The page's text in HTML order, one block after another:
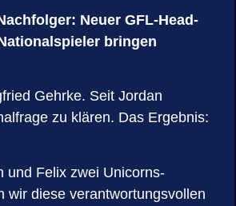
Neuer GFL-Head-
bringen
Gehrke. Seit Jordan
zu klären. Das Ergebnis:
und Felix zwei Unicorns-
wir diese verantwortungsvollen